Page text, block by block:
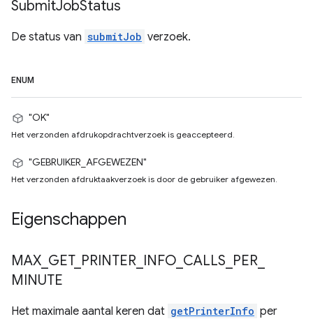
SubmitJobStatus
De status van submitJob verzoek.
ENUM
"OK"
Het verzonden afdrukopdrachtverzoek is geaccepteerd.
"GEBRUIKER_AFGEWEZEN"
Het verzonden afdruktaakverzoek is door de gebruiker afgewezen.
Eigenschappen
MAX GET_ PRINTER INFO CALLS PER
MINUTE
Het maximale aantal keren dat getPrinterInfo per